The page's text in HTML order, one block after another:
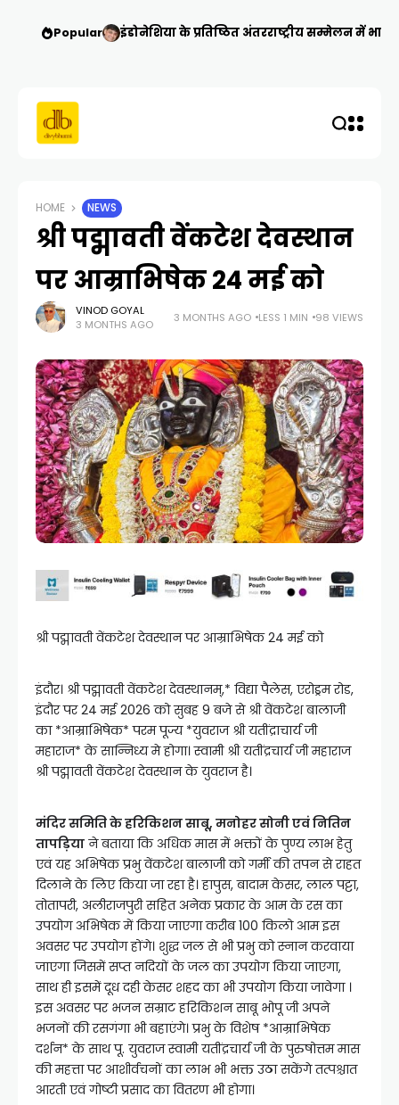
Popular इंडोनेशिया के प्रतिष्ठित अंतरराष्ट्रीय सम्मेलन में
HOME NEWS
श्री पद्मावती वेंकटेश देवस्थान
पर आम्राभिषेक 24 मई को
VINOD GOYAL
3 MONTHS AGO
3 MONTHS AGO LESS 1 MIN 98 VIEWS
श्री पद्मावती वेंकटेश देवस्थान पर आम्राभिषेक 24 मई को
इंदौर। श्री पद्मावती वेंकटेश देवस्थानम्,* विद्या पैलेस, एरोड्रम रोड,
इंदौर पर 24 मई 2026 को सुबह 9 बजे से श्री वेंकटेश बालाजी
का *आम्राभिषेक* परम पूज्य *युवराज श्री यतींद्राचार्य जी
महाराज* के सान्निध्य मे होगा। स्वामी श्री यतींद्रचार्य जी महाराज
श्री पद्मावती वेंकटेश देवस्थान के युवराज है।
मंदिर समिति के हरिकिशन साबू, मनोहर सोनी एवं नितिन
तापड़िया ने बताया कि अधिक मास में भक्तों के पुण्य लाभ हेतु
एवं यह अभिषेक प्रभु वेंकटेश बालाजी को गर्मी की तपन से राहत
दिलाने के लिए किया जा रहा है। हापुस, बादाम केसर, लाल पट्टा,
तोतापरी, अलीराजपुरी सहित अनेक प्रकार के आम के रस का
उपयोग अभिषेक में किया जाएगा करीब 100 किलो आम इस
अवसर पर उपयोग होंगे। शुद्ध जल से भी प्रभु को स्नान करवाया
जाएगा जिसमें सप्त नदियों के जल का उपयोग किया जाएगा,
साथ ही इसमें दूध दही केसर शहद का भी उपयोग किया जावेगा ।
इस अवसर पर भजन सम्राट हरिकिशन साबू भोपू जी अपने
भजनों की रसगंगा भी बहाएंगे। प्रभु के विशेष *आम्राभिषेक
दर्शन* के साथ पू. युवराज स्वामी यतींद्रचार्य जी के पुरुषोत्तम मास
की महत्ता पर आशीर्वचनों का लाभ भी भक्त उठा सकेंगे तत्पश्चात
आरती एवं गोष्टी प्रसाद का वितरण भी होगा।